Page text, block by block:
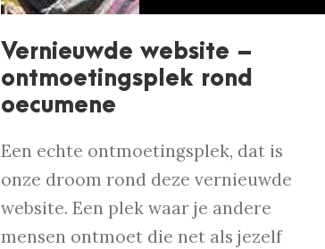
Vernieuwde website –
ontmoetingsplek rond
oecumene
Een echte ontmoetingsplek, dat is
onze droom rond deze vernieuwde
website. Een plek waar je andere
mensen ontmoet die net als jezelf